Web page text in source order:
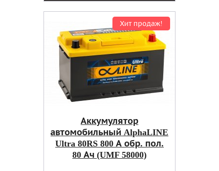
Хит продаж!
Аккумулятор
автомобильный AlphaLINE
Ultra 80RS 800 А обр. пол.
80 Ач (UMF 58000)